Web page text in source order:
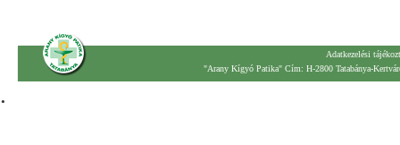
Adatkezelési
"Arany Kígyó Patika" Cím: H-2800 Tatabánya-
.